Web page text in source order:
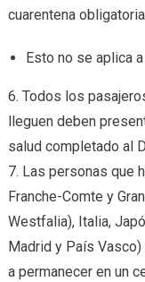
cuarentena
Esto no se aplica
6. Todos los
lleguen deben
salud completado al
7. Las personas que
Franche-Comte y
Westfalia), Italia,
Madrid y País
a permanecer en un